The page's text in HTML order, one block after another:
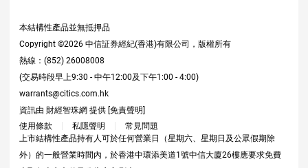
本結構性產品並無抵押品
Copyright ©2026 中信証券經紀(香港)有限公司，版權所有
熱線：(852) 26008008
(交易時段早上9:30 - 中午12:00及下午1:00 - 4:00)
warrants@citics.com.hk
資訊由 財經智珠網 提供 [免責聲明]
使用條款
私隱聲明
常見問題
上市結構性產品持有人可於任何營業日（星期六、星期日及公眾假期除
外）的一般營業時間內，於香港中環添美道1號中信大廈26樓應要求免費